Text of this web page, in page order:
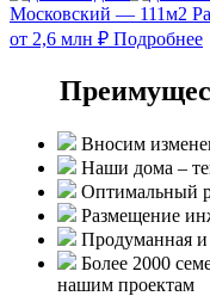
Московский — 111м2
от 2,6 млн ₽ Подробнее
Вносим
Наши дома –
Оптимальный
Размещение
Продуманная и
Более 2000
нашим проектам